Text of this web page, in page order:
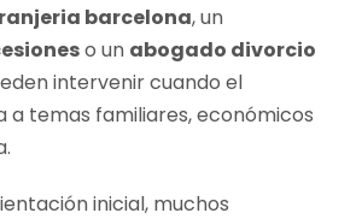
barcelona, un
o un abogado divorcio
intervenir cuando el
a temas familiares, económicos
inicial, muchos